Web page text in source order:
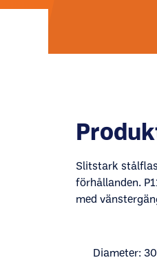
Slitstark
förhållanden.
med
Diameter: